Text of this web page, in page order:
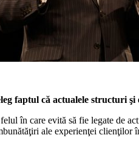
faptul că actualele structuri
în care evită să fie legate de
ale experienţei clienţilor